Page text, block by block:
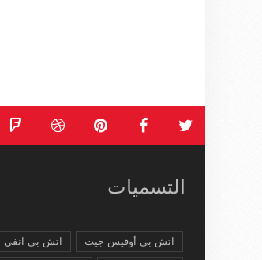
التسميات
اتش بي أوفيس جيت اتش بي انفي